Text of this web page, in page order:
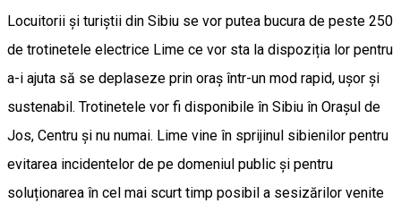
Locuitorii și turiștii din Sibiu se vor putea bucura de peste 250
de trotinetele electrice Lime ce vor sta la dispoziția lor pentru
a-i ajuta să se deplaseze prin oraș într-un mod rapid, ușor și
sustenabil. Trotinetele vor fi disponibile în Sibiu în Orașul de
Jos, Centru și nu numai. Lime vine în sprijinul sibienilor pentru
evitarea incidentelor de pe domeniul public și pentru
soluționarea în cel mai scurt timp posibil a sesizărilor venite